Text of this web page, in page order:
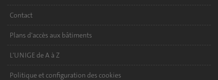
Contact
Plans d'accès aux bâtiments
L'UNIGE de A à Z
Politique et configuration des cookies